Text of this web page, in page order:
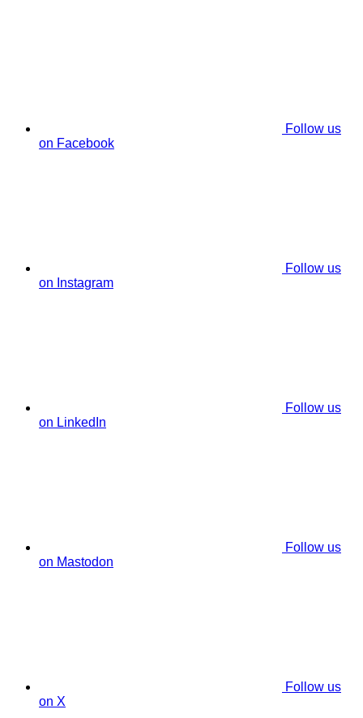
Follow us
on Facebook
Follow us
on Instagram
Follow us
on LinkedIn
Follow us
on Mastodon
Follow us
on X